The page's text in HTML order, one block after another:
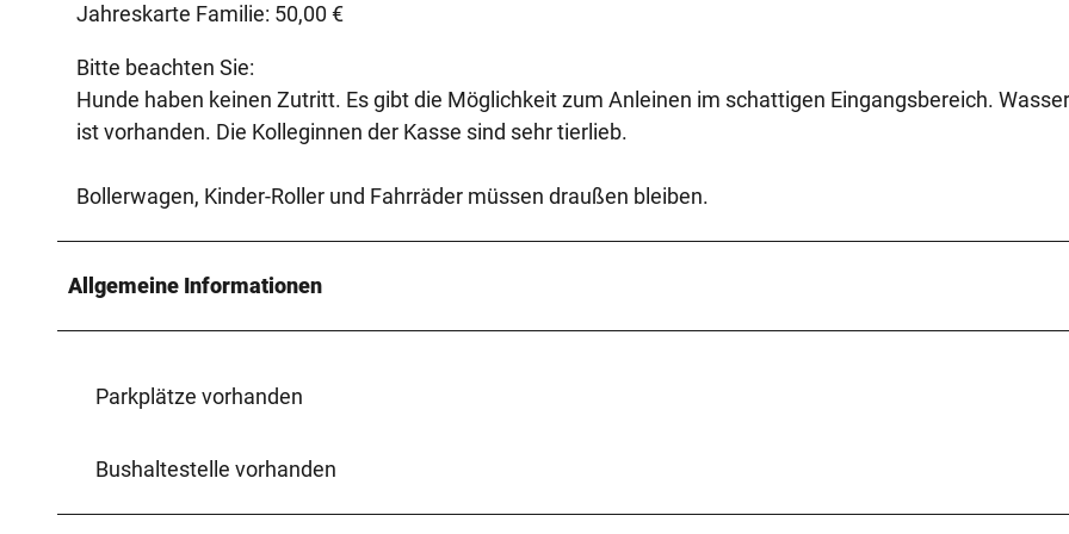
Jahreskarte Familie: 50,00 €
Bitte beachten Sie:
Hunde haben keinen Zutritt. Es gibt die Möglichkeit zum Anleinen im schattigen Eingangsbereich.
ist vorhanden. Die Kolleginnen der Kasse sind sehr tierlieb.
Bollerwagen, Kinder-Roller und Fahrräder müssen draußen bleiben.
Allgemeine Informationen
Parkplätze vorhanden
Bushaltestelle vorhanden